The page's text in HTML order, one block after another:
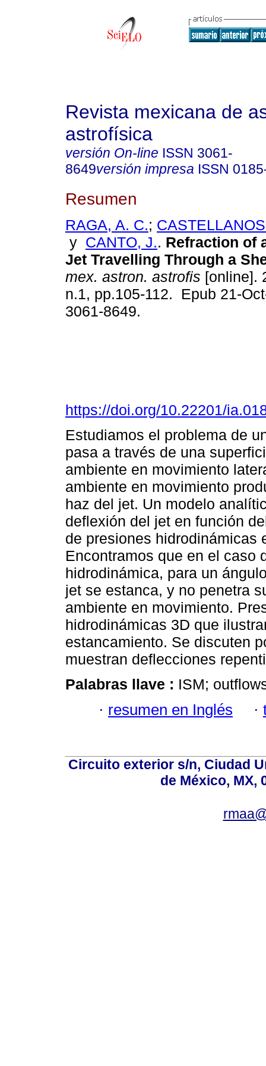
Revista mexicana de
astrofísica
versión On-line ISSN 3061-
8649versión impresa ISSN
Resumen
RAGA, A. C.;
y CANTO, J.. Refraction of
Jet Travelling Through a
mex. astron. astrofis [online].
n.1, pp.105-112. Epub 21-
3061-8649.
https://doi.org/10.22201/
Estudiamos el problema de
pasa a través de una
ambiente en movimiento
ambiente en movimiento
haz del jet. Un modelo
deflexión del jet en función
de presiones hidrodinámicas
Encontramos que en el caso
hidrodinámica, para un
jet se estanca, y no penetra
ambiente en movimiento.
hidrodinámicas 3D que
estancamiento. Se discuten
muestran deflecciones
Palabras llave : ISM;
· resumen en Inglés ·
Circuito exterior s/n, Ciudad
de México, MX,